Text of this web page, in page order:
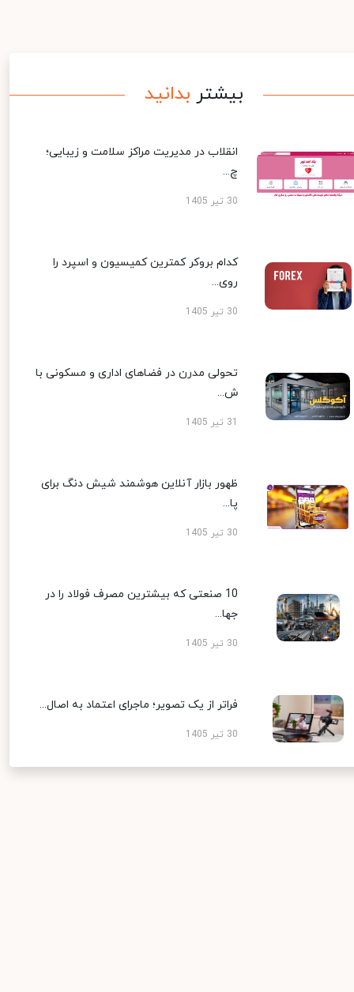
بیشتر بدانید
انقلاب در مدیریت مراکز سلامت و زیبایی؛
چ...
30 تیر 1405
کدام بروکر کمترین کمیسیون و اسپرد را
روی...
30 تیر 1405
تحولی مدرن در فضاهای اداری و مسکونی با
ش...
ظهور بازار آنلاین هوشمند شیش دنگ برای
پا...
30 تیر 1405
10 صنعتی که بیشترین مصرف فولاد را در
جها...
30 تیر 1405
فراتر از یک تصویر؛ ماجرای اعتماد به اصال...
30 تیر 1405